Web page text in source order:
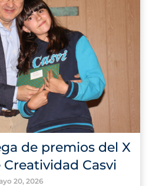
de premios del X
Casvi
20, 2026